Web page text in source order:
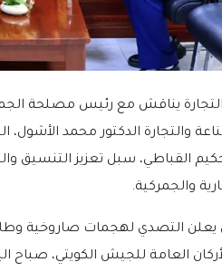
يناقش مع رئيس مصلحة
والتجارة الدكتور محمد
القباطي، سبل تعزيز التنسيق
والجمركية.
يعلن التصدي لهجمات صاروخية
العامة للجيش الكويتي، صباح